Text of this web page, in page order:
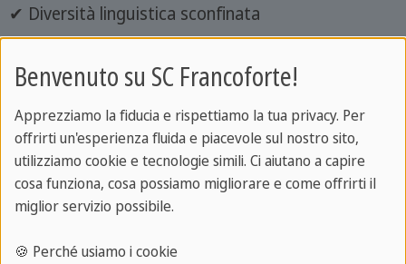
✔ Diversità linguistica sconfinata
📧 Contatto
Da lunedì a venerdì
dalle 09:00 alle 19:00
Tel.:+49 69 61091234
E-mail: frankfurt@sprachcaffe.com
Benvenuto su SC Francoforte!
Apprezziamo la fiducia e rispettiamo la tua privacy. Per
offrirti un'esperienza fluida e piacevole sul nostro sito,
utilizziamo cookie e tecnologie simili. Ci aiutano a capire
cosa funziona, cosa possiamo migliorare e come offrirti il
miglior servizio possibile.
🍪 Perché usiamo i cookie